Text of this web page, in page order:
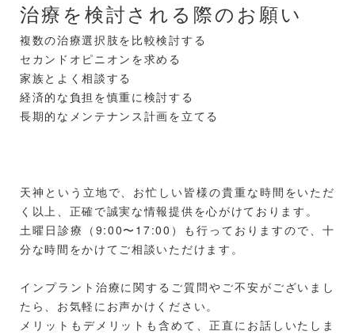
治療を検討される際のお願い
複数の治療選択肢を比較検討する
セカンドオピニオンを求める
家族とよく相談する
経済的な負担を慎重に検討する
長期的なメンテナンス計画を立てる
天神という立地で、お忙しい皆様の貴重な時間をいただ
く以上、正確で誠実な情報提供を心がけております。
土曜日診療（9:00〜17:00）も行っておりますので、十
分な時間をかけてご相談いただけます。
インプラント治療に関するご質問やご不安がございまし
たら、お気軽にお声かけください。
メリットもデメリットも含めて、正直にお話しいたしま